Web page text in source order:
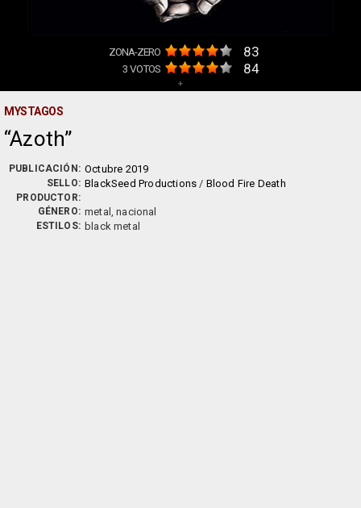
ZONA-ZERO 83
3VOTOS 84
+
MYSTAGOS
Azoth
PUBLICACIÓN: Octubre 2019
SELLO: BlackSeed Productions / Blood Fire Death
PRODUCTOR:
GÉNERO: metal, nacional
ESTILOS: black metal